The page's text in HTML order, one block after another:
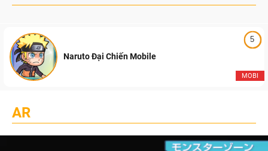
5
MOBI
Naruto Đại Chiến Mobile
AR